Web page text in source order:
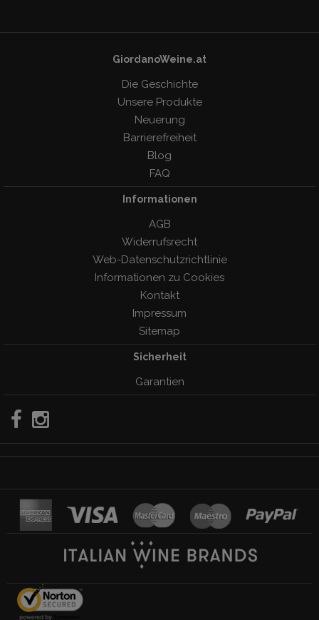
GiordanoWeine.at
Die Geschichte
Unsere Produkte
Neuerung
Barrierefreiheit
Blog
FAQ
Informationen
AGB
Widerrufsrecht
Web-Datenschutzrichtlinie
Informationen zu Cookies
Kontakt
Impressum
Sitemap
Sicherheit
Garantien